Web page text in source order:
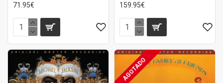
71.95€ 159.95€
AGOTADO